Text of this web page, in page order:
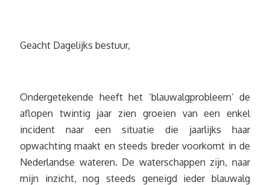
Geacht Dagelijks bestuur,
Ondergetekende heeft het ‘blauwalgprobleem’ de
aflopen twintig jaar zien groeien van een enkel
incident naar een situatie die jaarlijks haar
opwachting maakt en steeds breder voorkomt in de
Nederlandse wateren. De waterschappen zijn, naar
mijn inzicht, nog steeds geneigd ieder blauwalg